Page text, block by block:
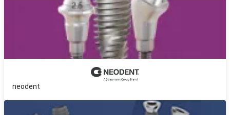
neodent